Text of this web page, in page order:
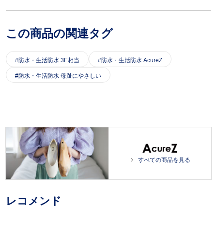
この商品の関連タグ
防水・生活防水 3E相当 防水・生活防水 AcureZ
防水・生活防水 母趾にやさしい
すべての商品を見る
レコメンド